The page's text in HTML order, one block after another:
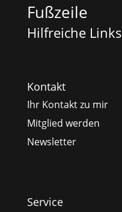
Fußzeile
Hilfreiche Links
Kontakt
Ihr Kontakt zu mir
Mitglied werden
Newsletter
Service